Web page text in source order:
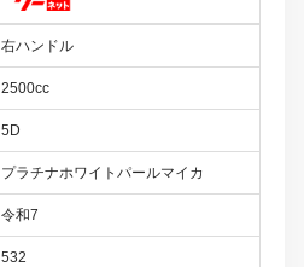
右ハンドル
2500cc
5D
プラチナホワイトパールマイカ
令和7
532